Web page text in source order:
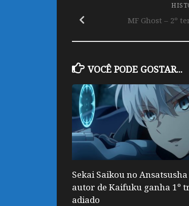
MF Ghost – 2º
VOCÊ PODE GOSTAR...
Sekai Saikou no
autor de Kaifuku ganha 1º
adiado